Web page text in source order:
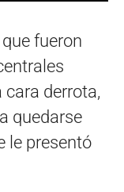
fueron
cara derrota,
quedarse
le presentó